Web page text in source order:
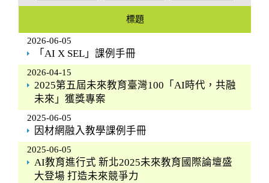
標題
「AI X SEL」課例手冊
2026-06-05
2025第五屆未來教育臺灣100「AI時代，共融
未來」獲獎專案
2026-04-15
因材網融入教學課例手冊
2025-06-05
AI教育進行式 新北2025未來教育國際論壇盛
大登場 打造未來競爭力
2025-06-05